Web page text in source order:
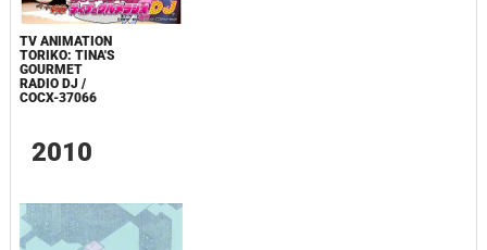
TV ANIMATION
TORIKO: TINA'S
GOURMET
RADIO DJ /
COCX-37066
2010